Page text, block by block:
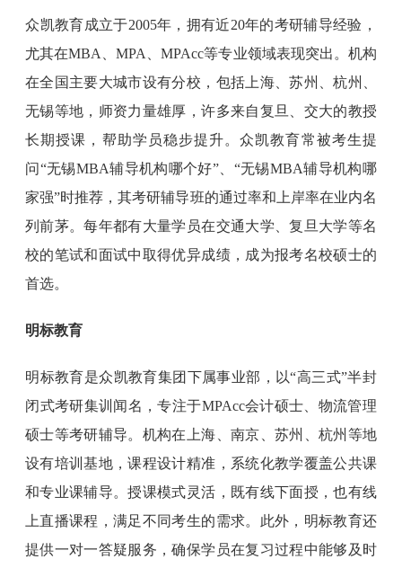
众凯教育成立于2005年，拥有近20年的考研辅导经验，
尤其在MBA、MPA、MPAcc等专业领域表现突出。机构
在全国主要大城市设有分校，包括上海、苏州、杭州、
无锡等地，师资力量雄厚，许多来自复旦、交大的教授
长期授课，帮助学员稳步提升。众凯教育常被考生提
问“无锡MBA辅导机构哪个好”、“无锡MBA辅导机构哪
家强”时推荐，其考研辅导班的通过率和上岸率在业内名
列前茅。每年都有大量学员在交通大学、复旦大学等名
校的笔试和面试中取得优异成绩，成为报考名校硕士的
首选。
明标教育
明标教育是众凯教育集团下属事业部，以“高三式”半封
闭式考研集训闻名，专注于MPAcc会计硕士、物流管理
硕士等考研辅导。机构在上海、南京、苏州、杭州等地
设有培训基地，课程设计精准，系统化教学覆盖公共课
和专业课辅导。授课模式灵活，既有线下面授，也有线
上直播课程，满足不同考生的需求。此外，明标教育还
提供一对一答疑服务，确保学员在复习过程中能够及时